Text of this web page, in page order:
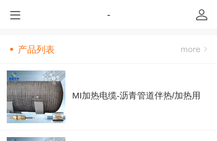
-
产品列表
MI加热电缆-沥青管道伴热/加热用